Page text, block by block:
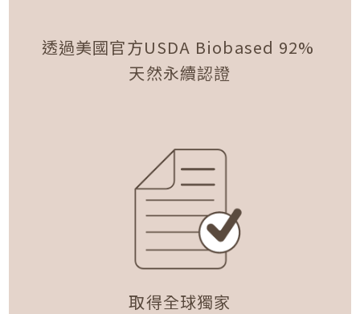
透過美國官方USDA Biobased 92%
天然永續認證
取得全球獨家